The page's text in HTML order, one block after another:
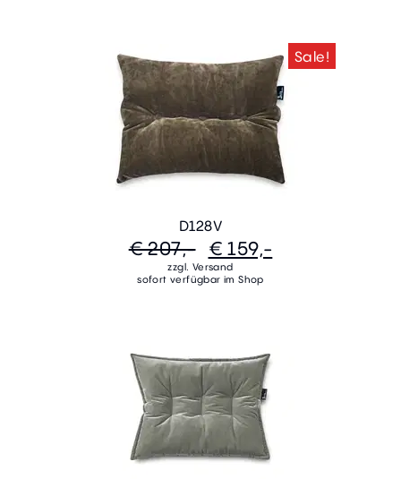
Sale!
D128V
€ 207,- € 159,-
zzgl. Versand
sofort verfügbar im Shop